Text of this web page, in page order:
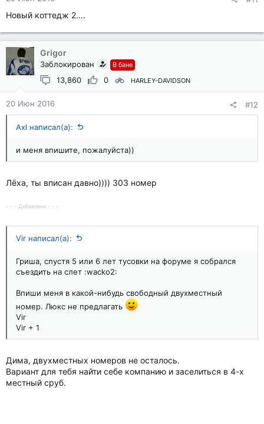
Новый коттедж 2....
Grigor
Заблокирован В бане
13,860 0 HARLEY-DAVIDSON
20 Июн 2016 #12
Axl написал(а):
и меня впишите, пожалуйста))
Лёха, ты вписан давно)))) 303 номер
- - - Добавлено - - -
Vir написал(а):
Гриша, спустя 5 или 6 лет тусовки на форуме я собрался
съездить на слет :wacko2:
Впиши меня в какой-нибудь свободный двухместный
номер. Люкс не предлагать
Vir
Vir + 1
Дима, двухместных номеров не осталось.
Вариант для тебя найти себе компанию и заселиться в 4-х
местный сруб.